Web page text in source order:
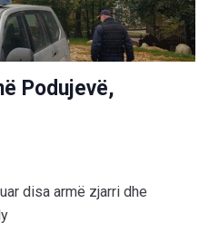
Podujevë,
disa armë zjarri dhe